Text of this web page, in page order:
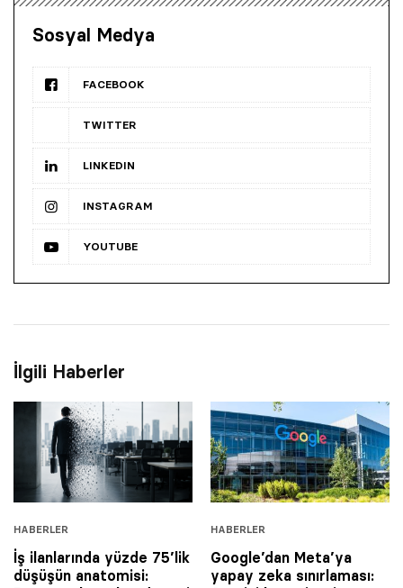
Sosyal Medya
FACEBOOK
TWITTER
LINKEDIN
INSTAGRAM
YOUTUBE
İlgili Haberler
HABERLER
İş ilanlarında yüzde 75’lik
düşüşün anatomisi:
HABERLER
Google’dan Meta’ya
yapay zeka sınırlaması: